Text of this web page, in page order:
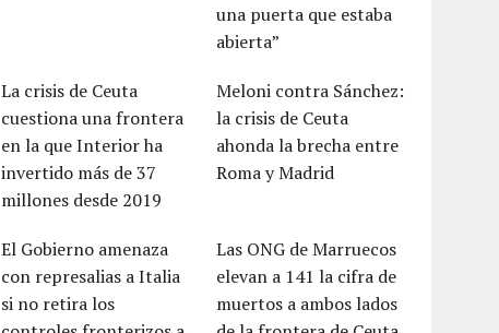
una puerta que estaba
abierta”
La crisis de Ceuta
cuestiona una frontera
en la que Interior ha
invertido más de 37
millones desde 2019
Meloni contra Sánchez:
la crisis de Ceuta
ahonda la brecha entre
Roma y Madrid
El Gobierno amenaza
con represalias a Italia
si no retira los
Las ONG de Marruecos
elevan a 141 la cifra de
muertos a ambos lados